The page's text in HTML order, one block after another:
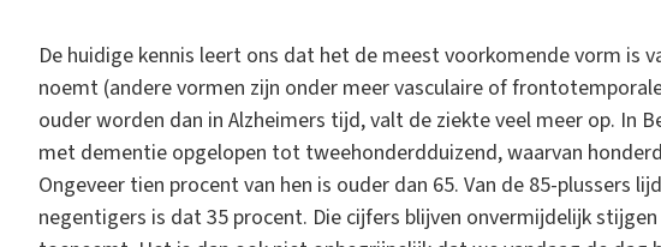
De huidige kennis leert ons dat het de meest voorkomende vorm is
noemt (andere vormen zijn onder meer vasculaire of
ouder worden dan in Alzheimers tijd, valt de ziekte veel meer op. In
met dementie opgelopen tot tweehonderdduizend, waarvan
Ongeveer tien procent van hen is ouder dan 65. Van de 85-plussers
negentigers is dat 35 procent. Die cijfers blijven onvermijdelijk